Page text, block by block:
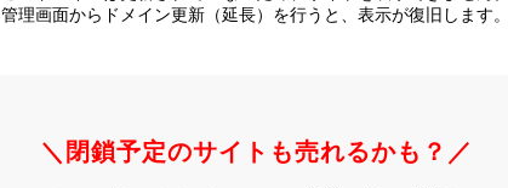
管理画面からドメイン更新（延長）を行うと、 表示が復旧します。
＼閉鎖予定のサイトも売れるかも？／